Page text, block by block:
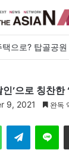
’으로 칭찬한
9, 2021 완독
Telegram